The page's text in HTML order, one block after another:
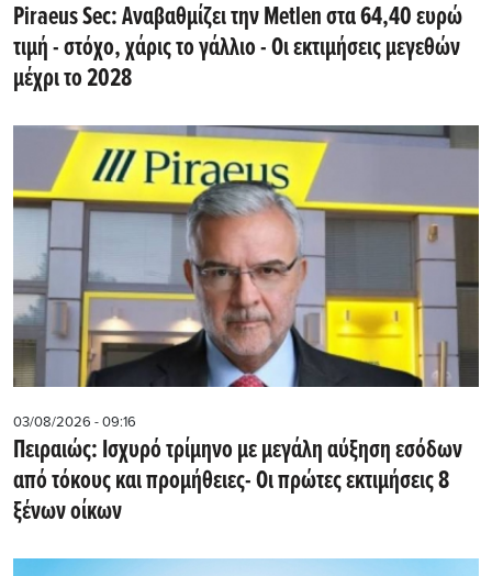
Piraeus Sec: Αναβαθμίζει την Metlen στα 64,40 ευρώ
τιμή - στόχο, χάρις το γάλλιο - Οι εκτιμήσεις μεγεθών
μέχρι το 2028
03/08/2026 - 09:16
Πειραιώς: Ισχυρό τρίμηνο με μεγάλη αύξηση εσόδων
από τόκους και προμήθειες- Oι πρώτες εκτιμήσεις 8
ξένων οίκων